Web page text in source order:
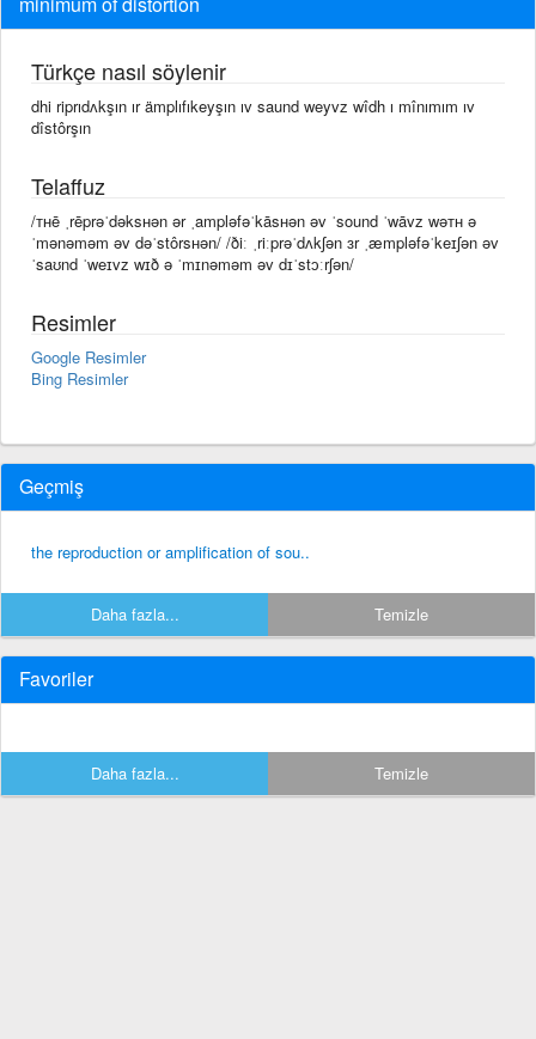
Türkçe nasıl söylenir
dhi riprıdʌkşın ır ämplıfıkeyşın ıv saund weyvz wîdh ı mînımım ıv
dîstôrşın
Telaffuz
/ᴛʜē ˌrēprəˈdəksʜən ər ˌampləfəˈkāsʜən əv ˈsound ˈwāvz wəᴛʜ ə
ˈmənəməm əv dəˈstôrsʜən/ /ðiː ˌriːprəˈdʌkʃən ɜr ˌæmpləfəˈkeɪʃən əv
ˈsaʊnd ˈweɪvz wɪð ə ˈmɪnəməm əv dɪˈstɔːrʃən/
Resimler
Google Resimler
Bing Resimler
Geçmiş
the reproduction or amplification of sou..
Daha fazla... Temizle
Favoriler
Daha fazla... Temizle